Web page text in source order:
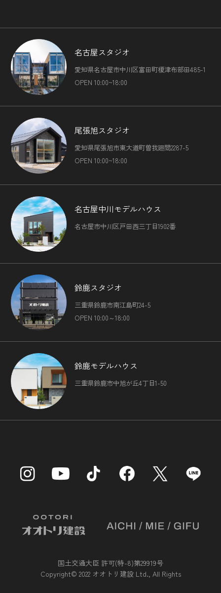
ユーザーのご指示に基づいて他のサービスなど（提携先が提
供するものも含みます）に転送したりする目的
（6）代金の支払を遅滞したり第三者に損害を発生させたり
するなど，本サービスの利用規約に違反したユーザーや，不
正・不当な目的でサービスを利用しようとするユーザーの利
用をお断りするために，利用態様，氏名や住所など個人を特
定するための情報を利用する目的
（7）ユーザーからのお問い合わせに対応するために，お問
に対してサービスを提供するにあたって必要となる情報や，
ユーザーのサービス利用状況，連絡先情報などを利用する目
的
（8）上記の利用目的に付随する目的
第４条（個人情報の第三者提供）
当社は，次に掲げる場合を除いて，あらかじめユーザーの同
意を得ることなく，第三者に個人情報を提供することはあり
ません。ただし，個人情報保護法その他の法令で認められる
場合を除きます。
（1）法令に基づく場合
（2）人の生命，身体または財産の保護のために必要がある
場合であって，本人の同意を得ることが困難であるとき
（3）公衆衛生の向上または児童の健全な育成の推進のため
に特に必要がある場合であって，本人の同意を得ることが困
難であるとき
（4）国の機関もしくは地方公共団体またはその委託を受け
た者が法令の定める事務を遂行することに対して協力する必
（5）予め次の事項を告知あるいは公表をしている場合
利用目的に第三者への提供を含むこと
第三者に提供されるデータの項目
第三者への提供の手段または方法
本人の求めに応じて個人情報の第三者への提供を停止するこ
（2）合併その他の事由による事業の承継に伴って個人情
報が提供される場合
目，共同して利用する者の範囲，利用する者の利用目的およ
び当該個人情報の管理について責任を有する者の氏名または
名称について，あらかじめ本人に通知し，または本人が容易
第５条（個人情報の開示）
名古屋スタジオ
愛知県名古屋市中川区富田町榎津布部田485-1
OPEN 10:00~18:00
尾張旭スタジオ
愛知県尾張旭市東大道町曽我廻間2287-5
OPEN 10:00~18:00
名古屋中川モデルハウス
名古屋市中川区戸田西三丁目1902番
鈴鹿スタジオ
三重県鈴鹿市南江島町24-5
OPEN 10:00～18:00
鈴鹿モデルハウス
三重県鈴鹿市中旭が丘4丁目1-50
国土交通大臣 許可(特-8)第29919号
Copyright© 2022 オオトリ建設 Ltd., All Rights